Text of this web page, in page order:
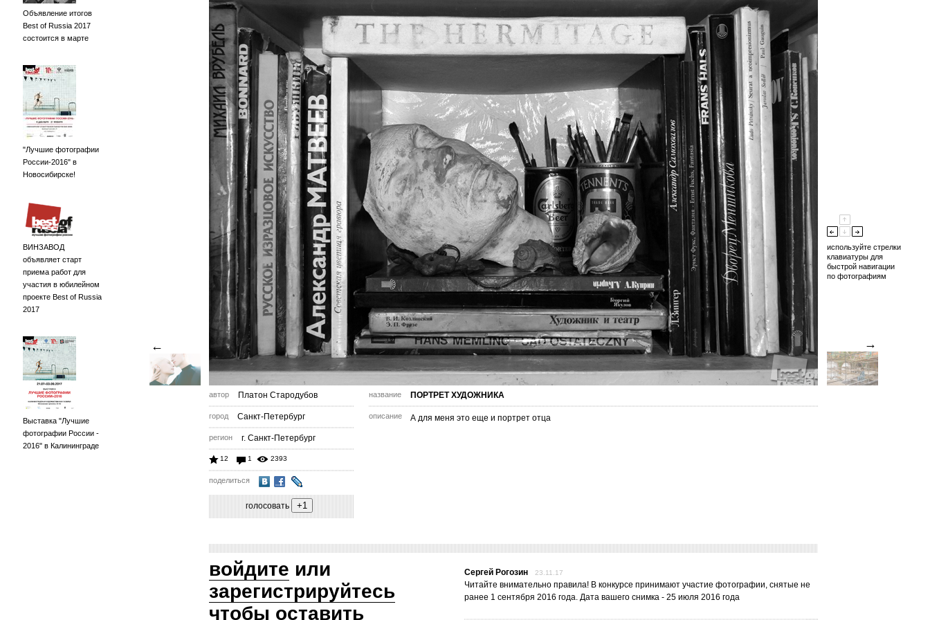
Объявление итогов
Best of Russia 2017
состоится в марте
"Лучшие фотографии
России-2016" в
Новосибирске!
ВИНЗАВОД
объявляет старт
приема работ для
участия в юбилейном
проекте Best of Russia
2017
Выставка "Лучшие
фотографии России -
2016" в Калининграде
← →
используйте стрелки
клавиатуры для
быстрой навигации
по фотографиям
автор Платон Стародубов
город Санкт-Петербург
регион г. Санкт-Петербург
12 1 2393
поделиться
голосовать
название ПОРТРЕТ ХУДОЖНИКА
описание А для меня это еще и портрет отца
войдите или
зарегистрируйтесь
чтобы оставить
Сергей Рогозин 23.11.17
Читайте внимательно правила! В конкурсе принимают участие фотографии, снятые не
ранее 1 сентября 2016 года. Дата вашего снимка - 25 июля 2016 года